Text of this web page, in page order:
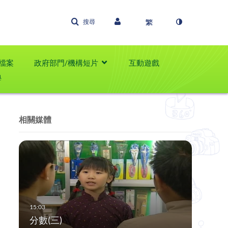
搜尋
案 政府部門/機構短片
互動遊戲
相關媒體
分數(三)